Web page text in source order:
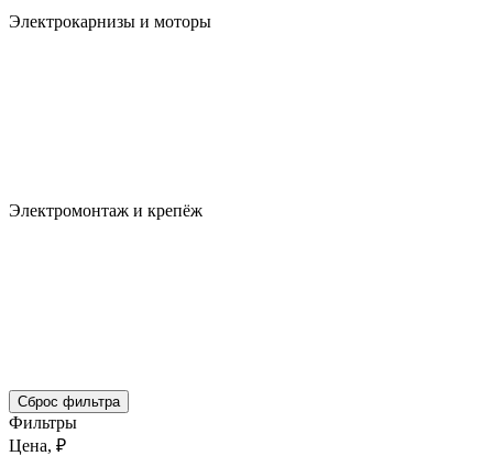
Электрокарнизы и моторы
Электромонтаж и крепёж
Сброс фильтра
Фильтры
Цена, ₽